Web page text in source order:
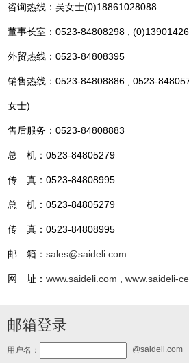
咨询热线：吴女士(0)18861028088
董事长室：0523-84808298 ,
外贸热线：0523-84808395
销售热线：0523-84808886 , 0523-
女士)
售后服务：0523-84808883
总 机：0523-84805279
传 真：0523-84808995
总 机：0523-84805279
传 真：0523-84808995
邮 箱：sales@saideli.com
网 址：www.saideli.com ,www.saideli-
邮箱登录
用户名： @saideli.com